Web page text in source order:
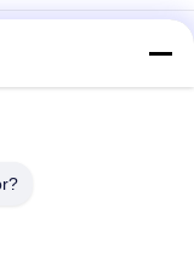
pour
longueur de caisse
pour le
à 40-50 degrés